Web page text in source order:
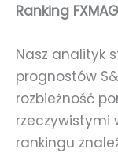
Ranking
Nasz analityk
prognostów
rozbieżność
rzeczywistymi
rankingu